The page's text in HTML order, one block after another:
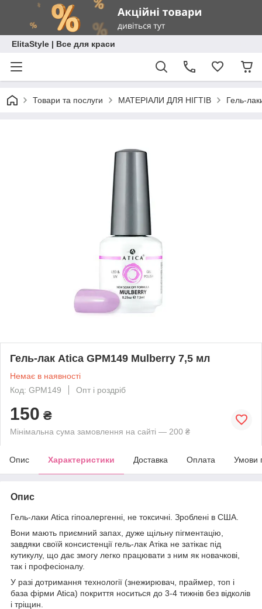
ElitaStyle | Все для краси
Товари та послуги МАТЕРІАЛИ ДЛЯ НІГТІВ Гель-
Гель-лак Atica GPM149 Mulberry 7,5 мл
Немає в наявності
Код: GPM149
Опт і роздріб
150 ₴
Мінімальна сума замовлення на сайті — 200 ₴
Опис Характеристики Доставка Оплата Умови
Опис
Гель-лаки Atica гіпоалергенні, не токсичні. Зроблені в США.
Вони мають приємний запах, дуже щільну пігментацію,
завдяки своїй консистенції гель-лак Атіка не затікає під
кутикулу, що дає змогу легко працювати з ним як новачкові,
так і професіоналу.
У разі дотримання технології (знежирювач, праймер, топ і
база фірми Atica) покриття носиться до 3-4 тижнів без відколів
і тріщин.